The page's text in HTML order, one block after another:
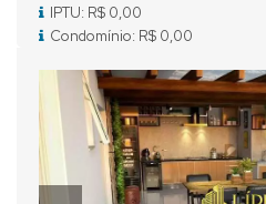
IPTU: R$ 0,00
Condomínio: R$ 0,00
Previous